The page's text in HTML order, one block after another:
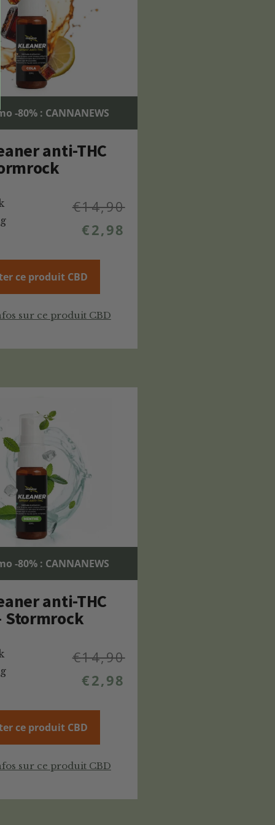
-80% : CANNANEWS
anti-THC
€14,90
€2,98
ce produit CBD
sur ce produit CBD
-80% : CANNANEWS
anti-THC
Stormrock
€14,90
€2,98
ce produit CBD
sur ce produit CBD